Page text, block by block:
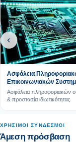
Ασφάλεια
Επικοινωνιακών
Ασφάλεια πληροφοριακών
& προστασία ιδιωτικότητας
ΧΡΉΣΙΜΟΙ ΣΎΝΔΕΣΜΟΙ
Άμεση πρόσβαση